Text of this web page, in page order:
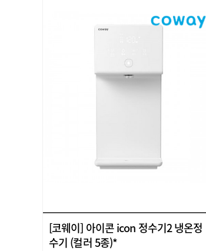
[코웨이] 아이콘 icon 정수기2 냉온정
수기 (컬러 5종)*